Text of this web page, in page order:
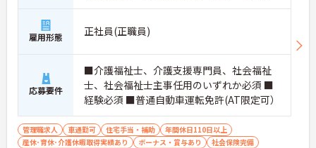
雇用形態 正社員(正職員)
応募要件
■介護福祉士、介護支援専門員、社会福祉
士、社会福祉士主事任用のいずれか必須 ■
経験必須 ■普通自動車運転免許(AT限定可）
管理職求人 車通勤可 住宅手当・補助
年間休日110日以上
産休･育休･介護休暇取得実績あり
ボーナス・賞与あり
社会保険完備